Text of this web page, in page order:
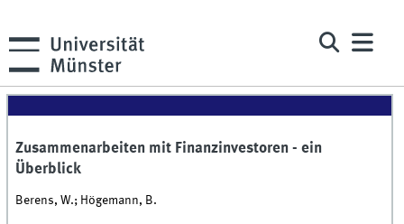
Zusammenarbeiten mit Finanzinvestoren - ein
Überblick
Berens, W.; Högemann, B.